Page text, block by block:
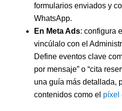
formularios enviados y
WhatsApp.
En Meta Ads: configura
vincúlalo con el
Define eventos clave
por mensaje” o “cita
una guía más detallada,
contenidos como el píxel